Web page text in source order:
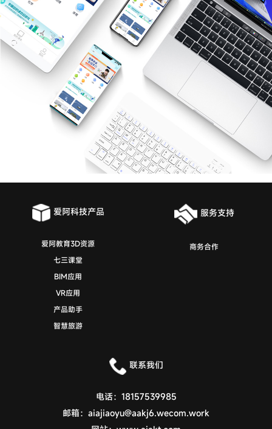
爱阿科技产品
爱阿教育3D资源
七三课堂
BIM应用
VR应用
产品助手
智慧旅游
服务支持
商务合作
联系我们
电话： 18157539985
邮箱： aiajiaoyu@aakj6.wecom.work